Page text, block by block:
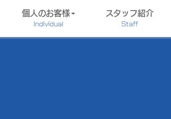
個人のお客様
Individual
スタッフ紹介
Staff